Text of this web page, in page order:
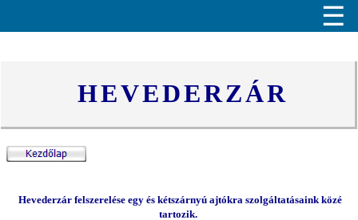
☰
HEVEDERZÁR
Hevederzár felszerelése egy és kétszárnyú ajtókra szolgáltatásaink közé
tartozik.